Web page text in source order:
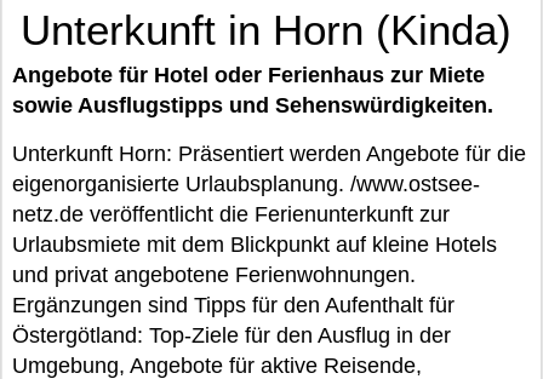
Unterkunft in Horn (Kinda)
Angebote für Hotel oder Ferienhaus zur Miete
sowie Ausflugstipps und Sehenswürdigkeiten.
Unterkunft Horn: Präsentiert werden Angebote für die
eigenorganisierte Urlaubsplanung. /www.ostsee-
netz.de veröffentlicht die Ferienunterkunft zur
Urlaubsmiete mit dem Blickpunkt auf kleine Hotels
und privat angebotene Ferienwohnungen.
Ergänzungen sind Tipps für den Aufenthalt für
Östergötland: Top-Ziele für den Ausflug in der
Umgebung, Angebote für aktive Reisende,